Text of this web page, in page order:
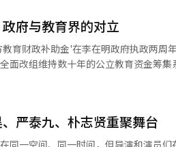
将加速，并指出：“目前参与的电视
够长期演出的优秀作品，以扩大
年在国内举办的“国际儿童青少年戏
际活动，韩国于2024年在古巴大会上最终
市举行的“国际表演艺术节”，文化体
先推进场地租金的支持。他还表示：“
。由于考试当天需要
一些男性和女性主导的在线社区中，安선英遭
备不足。” 另一位网友表示：“有人因为迟到几分钟而
许入场，这样会引发更大的问题。”并
遵守规定的考试机构受到批评，这种氛围
全球140多个国家进行，是一种国际公
府与教育界的对立
育财政补助金'在李在明政府执政两周
面改组维持数十年的公立教育资金筹
决心，认为不能再继续放任这种状况。 地方教育
立教育发展的核心引擎。根据现行法律
严泰九、朴志贤重聚舞台
同一空间、同一时间，但导演和演员